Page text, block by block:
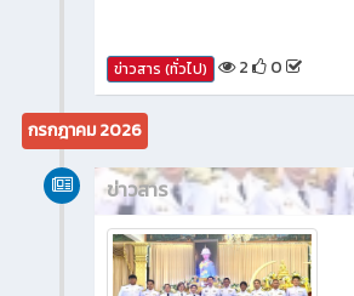
ข่าวสาร (ทั่วไป) 2 0
กรกฎาคม 2026
ข่าวสาร